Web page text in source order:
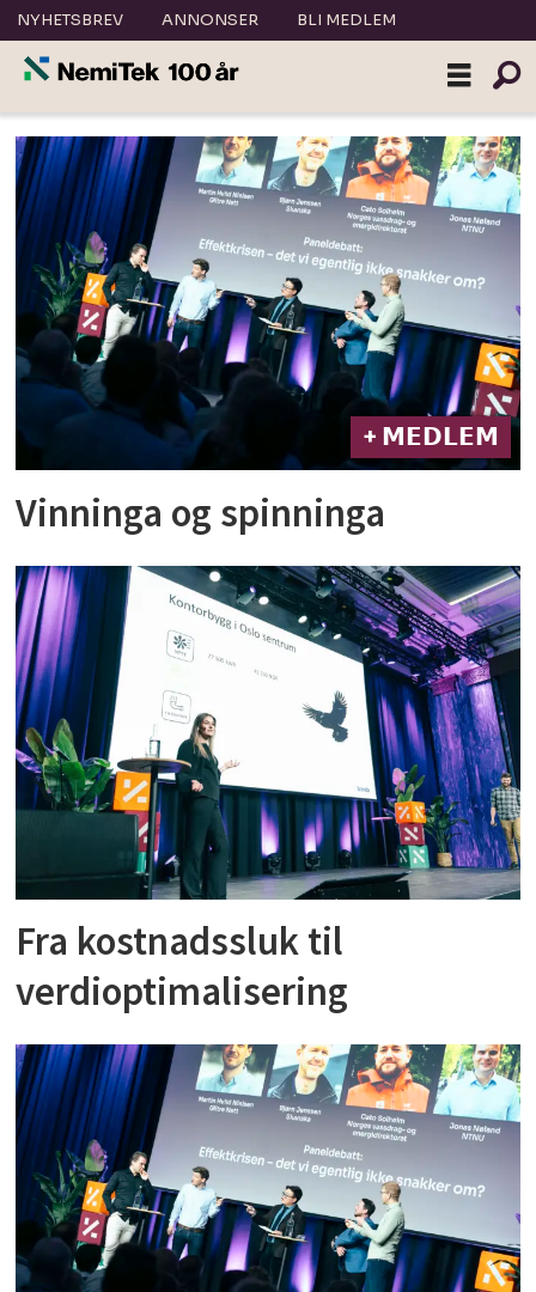
NYHETSBREV ANNONSER BLI MEDLEM
Tag:
energiteknisk
konferanse
+ 𝗠𝗘𝗗𝗟𝗘𝗠
Vinninga og spinninga
Fra kostnadssluk til
verdioptimalisering